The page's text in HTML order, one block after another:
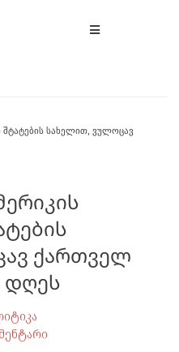
სახელით, ვულოცავ
ქართველ